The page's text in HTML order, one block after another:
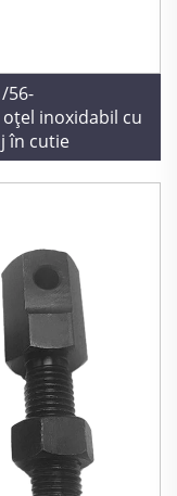
56-
inoxidabil cu
în cutie